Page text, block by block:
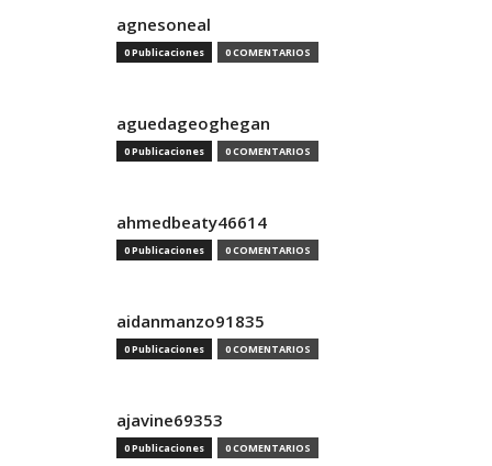
agnesoneal
0 Publicaciones 0 COMENTARIOS
aguedageoghegan
0 Publicaciones 0 COMENTARIOS
ahmedbeaty46614
0 Publicaciones 0 COMENTARIOS
aidanmanzo91835
0 Publicaciones 0 COMENTARIOS
ajavine69353
0 Publicaciones 0 COMENTARIOS